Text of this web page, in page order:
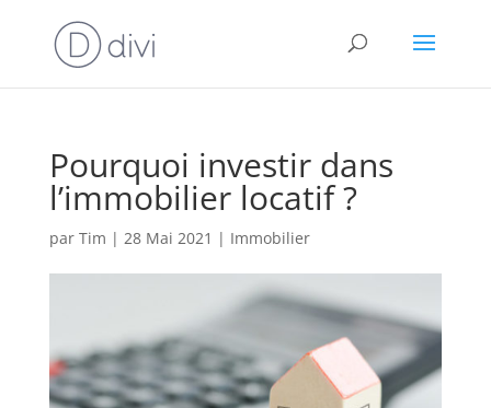
Pourquoi investir dans
l’immobilier locatif ?
par Tim | 28 Mai 2021 | Immobilier